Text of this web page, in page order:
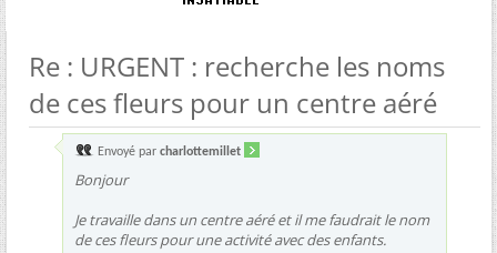
Re : URGENT : recherche les noms
de ces fleurs pour un centre aéré
Envoyé par charlottemillet
Bonjour
Je travaille dans un centre aéré et il me faudrait le nom
de ces fleurs pour une activité avec des enfants.